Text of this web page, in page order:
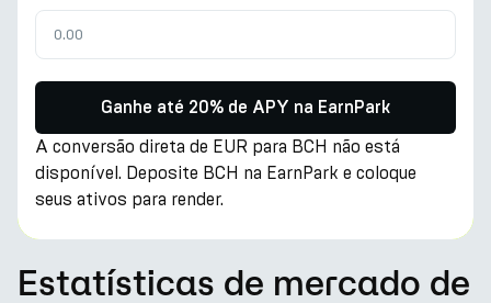
Ganhe até 20% de APY na EarnPark
A conversão direta de EUR para BCH não está
disponível. Deposite BCH na EarnPark e coloque
seus ativos para render.
Estatísticas de mercado de